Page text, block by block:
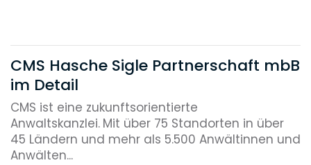
CMS Hasche Sigle Partnerschaft mbB
im Detail
CMS ist eine zukunftsorientierte
Anwaltskanzlei. Mit über 75 Standorten in über
45 Ländern und mehr als 5.500 Anwältinnen und
Anwälten...